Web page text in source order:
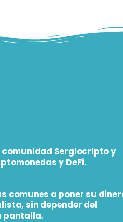
comunidad Sergiocriptoy
y DeFi.
comunes a poner su
sin depender del
pantalla.